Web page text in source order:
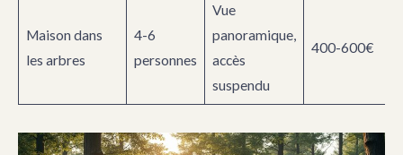
Maison dans
les arbres
4-6
personnes
Vue
panoramique,
accès
suspendu
400-600€